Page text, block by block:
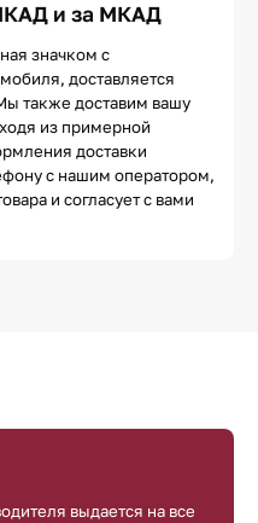
и за МКАД
значком с
доставляется
также доставим вашу
из примерной
доставки
с нашим оператором,
и согласует с вами
выдается на все